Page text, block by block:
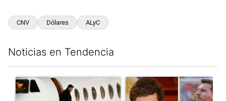
CNV Dólares ALyC
Noticias en Tendencia
Un artículo de tendencia con el título "Lionel Messi llegó a
Un artículo de tendencia con